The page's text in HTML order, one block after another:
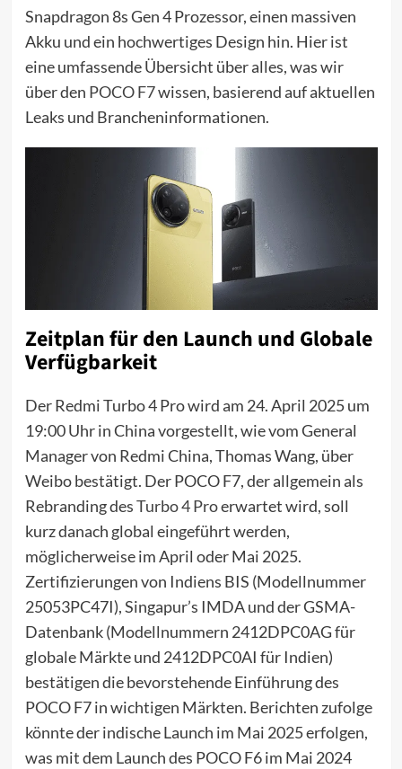
Snapdragon 8s Gen 4 Prozessor, einen massiven
Akku und ein hochwertiges Design hin. Hier ist
eine umfassende Übersicht über alles, was wir
über den POCO F7wissen, basierend auf aktuellen
Leaks und Brancheninformationen.
Zeitplan für den Launch und Globale
Verfügbarkeit
Der Redmi Turbo 4 Pro wird am 24. April 2025 um
19:00 Uhr in China vorgestellt, wie vom General
Manager von Redmi China, Thomas Wang, über
Weibo bestätigt. Der POCO F7, der allgemein als
Rebranding desTurbo 4 Proerwartet wird, soll
kurz danach global eingeführt werden,
möglicherweise im April oder Mai 2025.
Zertifizierungen von Indiens BIS (Modellnummer
25053PC47I), Singapur’s IMDA und der GSMA-
Datenbank (Modellnummern 2412DPC0AG für
globale Märkte und 2412DPC0AI für Indien)
bestätigen die bevorstehende Einführung des
POCO F7 in wichtigen Märkten. Berichten zufolge
könnte der indische Launch im Mai 2025 erfolgen,
was mit dem Launch des POCO F6 im Mai 2024